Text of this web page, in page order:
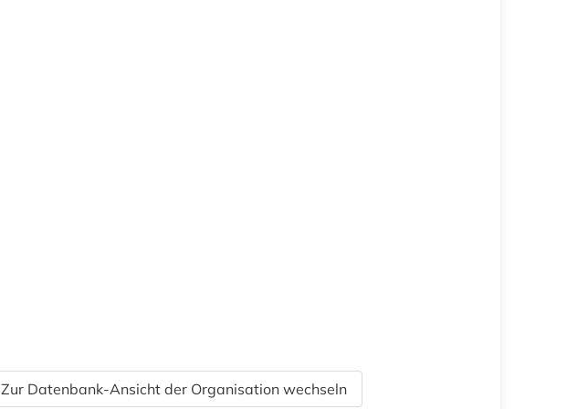
Zur Datenbank-Ansicht der Organisation wechseln